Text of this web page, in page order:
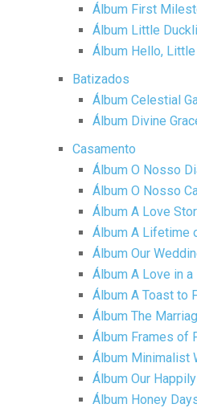
Álbum First
Álbum Little
Álbum Hello, Little
Batizados
Álbum Celestial
Álbum Divine
Casamento
Álbum O Nosso
Álbum O Nosso
Álbum A Love
Álbum A Lifetime
Álbum Our
Álbum A Love in
Álbum A Toast to
Álbum The
Álbum Frames of
Álbum Minimalist
Álbum Our
Álbum Honey